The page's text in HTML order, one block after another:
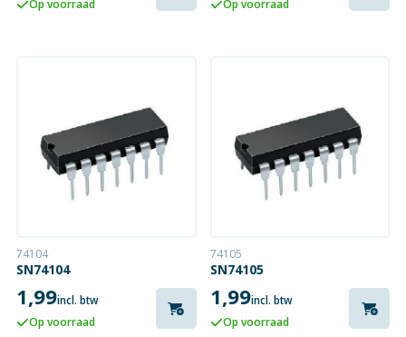
Op voorraad Op voorraad
74104
SN74104
1,99incl. btw
Op voorraad
74105
SN74105
1,99incl. btw
Op voorraad